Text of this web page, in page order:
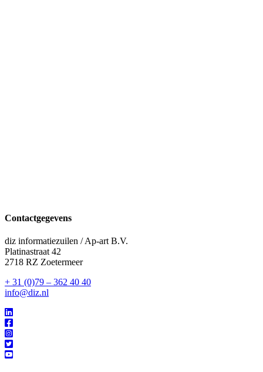
Contactgegevens
diz informatiezuilen / Ap-art B.V.
Platinastraat 42
2718 RZ Zoetermeer
+ 31 (0)79 – 362 40 40
info@diz.nl